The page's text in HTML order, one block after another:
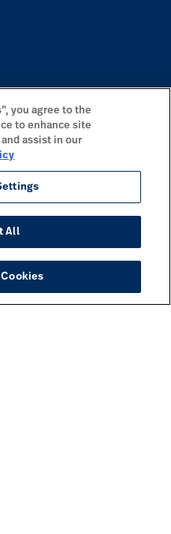
you agree to the
to enhance site
assist in our
All